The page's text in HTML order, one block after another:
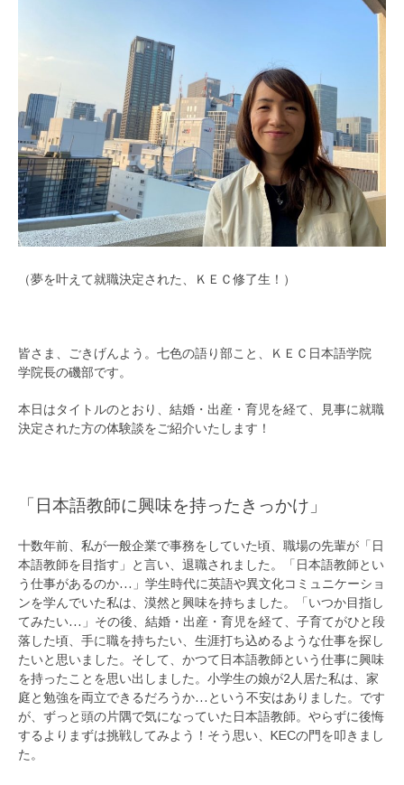
（夢を叶えて就職決定された、ＫＥＣ修了生！）
皆さま、ごきげんよう。七色の語り部こと、ＫＥＣ日本語学院
学院長の磯部です。
本日はタイトルのとおり、結婚・出産・育児を経て、見事に就職
決定された方の体験談をご紹介いたします！
「日本語教師に興味を持ったきっかけ」
十数年前、私が一般企業で事務をしていた頃、職場の先輩が「日
本語教師を目指す」と言い、退職されました。「日本語教師とい
う仕事があるのか…」学生時代に英語や異文化コミュニケーショ
ンを学んでいた私は、漠然と興味を持ちました。「いつか目指し
てみたい…」その後、結婚・出産・育児を経て、子育てがひと段
落した頃、手に職を持ちたい、生涯打ち込めるような仕事を探し
たいと思いました。そして、かつて日本語教師という仕事に興味
を持ったことを思い出しました。小学生の娘が2人居た私は、家
庭と勉強を両立できるだろうか…という不安はありました。です
が、ずっと頭の片隅で気になっていた日本語教師。やらずに後悔
するよりまずは挑戦してみよう！そう思い、KECの門を叩きまし
た。